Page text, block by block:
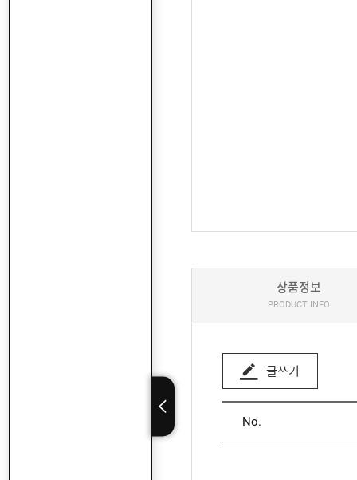
상품정보
PRODUCT INFO
글쓰기
No.